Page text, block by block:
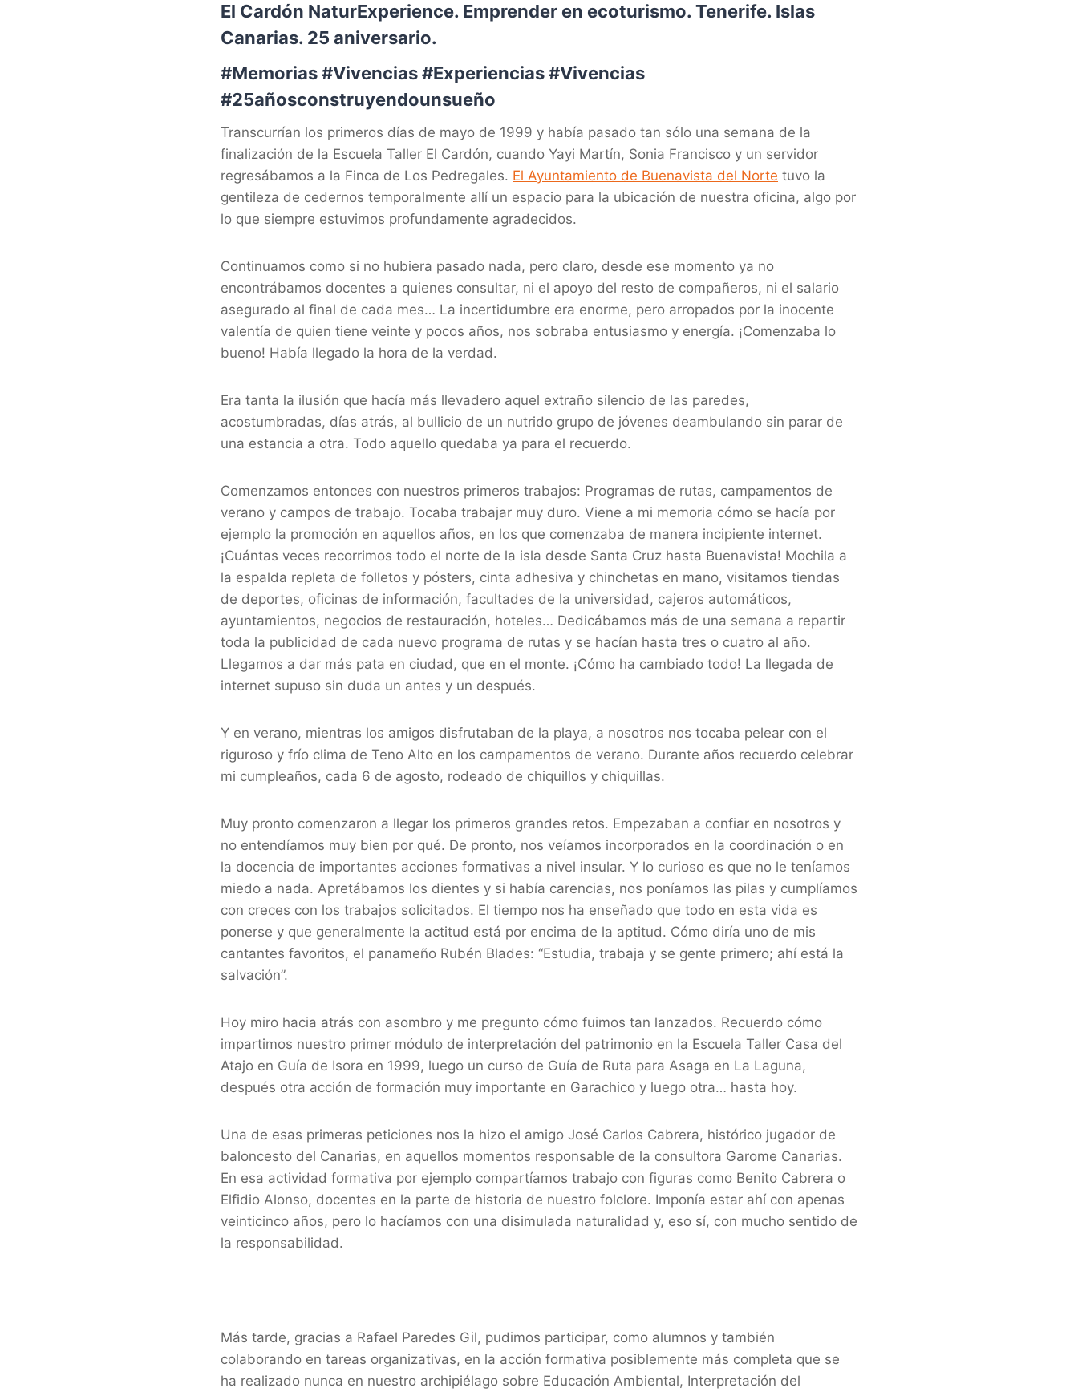
El Cardón NaturExperience. Emprender en ecoturismo. Tenerife. Islas
Canarias. 25 aniversario.
#Memorias #Vivencias #Experiencias #Vivencias
#25añosconstruyendounsueño
Transcurrían los primeros días de mayo de 1999 y había pasado tan sólo una semana de la
finalización de la Escuela Taller El Cardón, cuando Yayi Martín, Sonia Francisco y un servidor
regresábamos a la Finca de Los Pedregales. El Ayuntamiento de Buenavista del Norte tuvo la
gentileza de cedernos temporalmente allí un espacio para la ubicación de nuestra oficina, algo por
lo que siempre estuvimos profundamente agradecidos.
Continuamos como si no hubiera pasado nada, pero claro, desde ese momento ya no
encontrábamos docentes a quienes consultar, ni el apoyo del resto de compañeros, ni el salario
asegurado al final de cada mes… La incertidumbre era enorme, pero arropados por la inocente
valentía de quien tiene veinte y pocos años, nos sobraba entusiasmo y energía. ¡Comenzaba lo
bueno! Había llegado la hora de la verdad.
Era tanta la ilusión que hacía más llevadero aquel extraño silencio de las paredes,
acostumbradas, días atrás, al bullicio de un nutrido grupo de jóvenes deambulando sin parar de
una estancia a otra. Todo aquello quedaba ya para el recuerdo.
Comenzamos entonces con nuestros primeros trabajos: Programas de rutas, campamentos de
verano y campos de trabajo. Tocaba trabajar muy duro. Viene a mi memoria cómo se hacía por
ejemplo la promoción en aquellos años, en los que comenzaba de manera incipiente internet.
¡Cuántas veces recorrimos todo el norte de la isla desde Santa Cruz hasta Buenavista! Mochila a
la espalda repleta de folletos y pósters, cinta adhesiva y chinchetas en mano, visitamos tiendas
de deportes, oficinas de información, facultades de la universidad, cajeros automáticos,
ayuntamientos, negocios de restauración, hoteles… Dedicábamos más de una semana a repartir
toda la publicidad de cada nuevo programa de rutas y se hacían hasta tres o cuatro al año.
Llegamos a dar más pata en ciudad, que en el monte. ¡Cómo ha cambiado todo! La llegada de
internet supuso sin duda un antes y un después.
Y en verano, mientras los amigos disfrutaban de la playa, a nosotros nos tocaba pelear con el
riguroso y frío clima de Teno Alto en los campamentos de verano. Durante años recuerdo celebrar
mi cumpleaños, cada 6 de agosto, rodeado de chiquillos y chiquillas.
Muy pronto comenzaron a llegar los primeros grandes retos. Empezaban a confiar en nosotros y
no entendíamos muy bien por qué. De pronto, nos veíamos incorporados en la coordinación o en
la docencia de importantes acciones formativas a nivel insular. Y lo curioso es que no le teníamos
miedo a nada. Apretábamos los dientes y si había carencias, nos poníamos las pilas y cumplíamos
con creces con los trabajos solicitados. El tiempo nos ha enseñado que todo en esta vida es
ponerse y que generalmente la actitud está por encima de la aptitud. Cómo diría uno de mis
cantantes favoritos, el panameño Rubén Blades: “Estudia, trabaja y se gente primero; ahí está la
salvación”.
Hoy miro hacia atrás con asombro y me pregunto cómo fuimos tan lanzados. Recuerdo cómo
impartimos nuestro primer módulo de interpretación del patrimonio en la Escuela Taller Casa del
Atajo en Guía de Isora en 1999, luego un curso de Guía de Ruta para Asaga en La Laguna,
después otra acción de formación muy importante en Garachico y luego otra… hasta hoy.
Una de esas primeras peticiones nos la hizo el amigo José Carlos Cabrera, histórico jugador de
baloncesto del Canarias, en aquellos momentos responsable de la consultora Garome Canarias.
En esa actividad formativa por ejemplo compartíamos trabajo con figuras como Benito Cabrera o
Elfidio Alonso, docentes en la parte de historia de nuestro folclore. Imponía estar ahí con apenas
veinticinco años, pero lo hacíamos con una disimulada naturalidad y, eso sí, con mucho sentido de
la responsabilidad.
Más tarde, gracias a Rafael Paredes Gil, pudimos participar, como alumnos y también
colaborando en tareas organizativas, en la acción formativa posiblemente más completa que se
ha realizado nunca en nuestro archipiélago sobre Educación Ambiental, Interpretación del